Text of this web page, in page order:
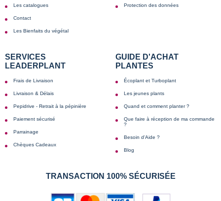
Les catalogues
Contact
Les Bienfaits du végétal
Protection des données
SERVICES
LEADERPLANT
Frais de Livraison
Livraison & Délais
Pepidrive - Retrait à la pépinière
Paiement sécurisé
Parrainage
Chèques Cadeaux
GUIDE D'ACHAT
PLANTES
Écoplant et Turboplant
Les jeunes plants
Quand et comment planter ?
Que faire à réception de ma commande
?
Besoin d'Aide ?
Blog
TRANSACTION 100% SÉCURISÉE